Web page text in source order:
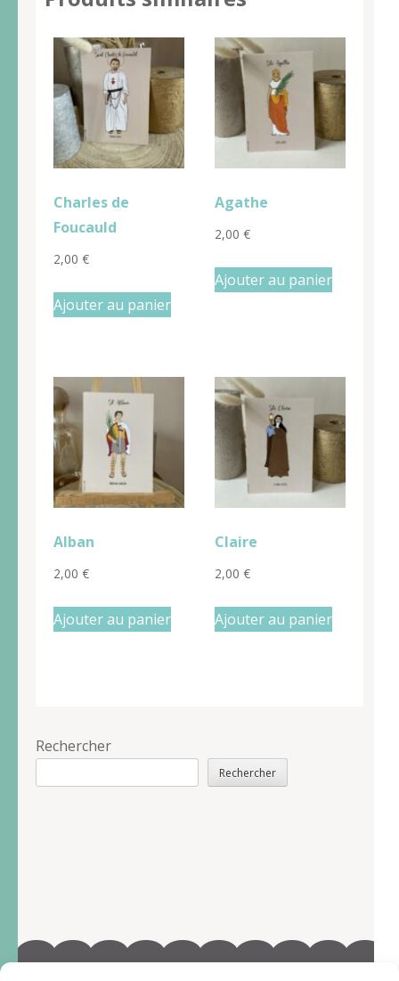
Charles de
Foucauld
2,00 €
Ajouter au panier
Agathe
2,00 €
Ajouter au panier
Alban
2,00 €
Ajouter au panier
Claire
2,00 €
Ajouter au panier
Rechercher
Rechercher